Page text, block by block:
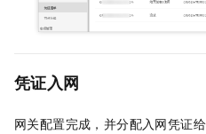
凭证入网
网关配置完成，并分配入网凭证